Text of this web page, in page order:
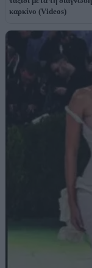
καρκίνο (Videos)